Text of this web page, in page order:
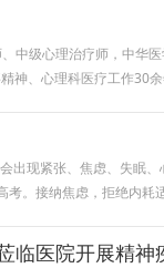
中级心理治疗师，中
、心理科医疗工作30
现紧张、焦虑、失眠
。接纳焦虑，拒绝内
医院开展精神